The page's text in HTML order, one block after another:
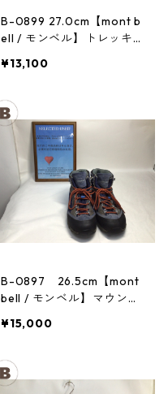
B-0899 27.0cm【mont b
ell / モンベル】トレッキン
ティトンブーツ メンズ TN
¥13,100
B-0897 26.5cm【mont
bell / モンベル】マウンテ
¥15,000